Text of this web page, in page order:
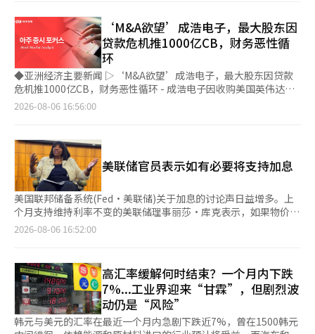
涨阶段。”并补充道：“现在投资将集中在业绩可见性高的板块，
而非投资规模。” 当天，数字货币相关股票大幅上涨。飞天诚
信、恒宝股份、楚天龙等股票均涨停。中国国务院在5日发布的
《加快零售业创新发展的意见》中强调了支持零售企业数字化转型
的内容，这为相关股票带来了利好。该发布内容包括全过程的数字
化以及外国人购物和支付便利化等。 煤炭相关股票也表现强劲。
昊华能源、大有能源等股票涨停。5日动力煤价格指数上涨的消息
为煤炭股带来了利好。5500大卡产品的价格上涨5元，交易价格为
外，部分煤矿进入安全整修阶段，市场上也出现了供应不足的担
忧。 与此同时，中国人民银行当天公布的美元对人民币的基准汇
率为6.7889元，较前一日上涨0.0006元，人民币贬值幅度为
0.009%。※ 本报道经人工智能（AI）系统翻译与编辑。
个议题。 然而，《华尔街日报》指出，特朗普与沃什是否讨论了
货币政策尚不确定。此外，有消息人士表示，自沃什的提名获得参
议院确认以来，特朗普并未向沃什提出过与利率相关的话题。 尽
管如此，中央银行行长与总统之间频繁的通话被认为是异常现象。
《华尔街日报》指出，过去几十年中，总统与美联储主席的会晤通
常是正式进行，以避免给人总统干预货币政策的印象。 特别是主
张降息的特朗普，过去对前美联储主席杰罗姆·鲍威尔进行了大量
批评，因此与现任主席沃什的通话引发了对美联储独立性的担忧。
极态度。上周，他在一次公开活动中还称赞道：“美国经济最显著
的特点是企业投资的强劲增长。” 另一方面，《华尔街日报》认
为，沃什与特朗普的亲近举动可能是为了消除美联储作为特朗普敌
对势力的印象。消息人士提到，特朗普在电视上看到沃什后曾称赞
他的外貌。此外，尽管在上周的联邦公开市场委员会（FOMC）会
议上，美联储的利率维持不变的决定已成定局，特朗普仍表示他知
道沃什在“做正确的事”。同时，他也将矛头指向美联储理事会，
称“他有（美联储）理事会，而那些委员非常政治化”。目前，鲍
的美国参议院银行委员会的民主党议员上个月询问沃什，是否会公
开与特朗普的接触记录，包括与前主席鲍威尔的类似做法。沃什表
示将遵守法律，但对是否与特朗普通话的问题拒绝回答。他表
示：“在我担任美联储主席之前，特朗普总统从未试图对货币政策
的执行施加影响。即使他这样做，我也会默默履行我的职责。”
‘M&A欲望’成浩电子，最大股东因
贷款危机推1000亿CB，财务恶性循
环
◆亚洲经济主要新闻 ▷‘M&A欲望’成浩电子，最大股东因贷款
危机推1000亿CB，财务恶性循环 - 成浩电子因收购美国英伟达合
作伙伴而被视为人工智能(AI)受益股，但其因过度的并购而付出了
点指出，最大股东将财务风险转嫁给成浩电子。 - 根据金融投资业
界的消息，成浩电子最近选择NH投资证券和Kiwoom证券作为主
承销商，计划发行规模为1000亿韩元的私募可转换债券。 - 市场对
大规模融资的目的产生了疑虑。此次可转换债券的发行是否是为了
支持陷入资金危机的最大股东西龙电子，而非为公司提供成长资
金，成为了讨论的焦点。 - 7月份情况进一步恶化。股价持续下
跌，至7月底跌至11850韩元，触发了“如果在3个交易日内未能补
充担保，将进行强制平仓”的条款，开始对西龙电子形成压力。如
0.05%，将立即失去控制权。 - 因此，西龙电子在股价下跌加剧的
7月8日至31日之间，分五次逐步提前偿还了总计1350亿韩元的现
金。 ◆主要报告 ▷从会议记录和7月物价看货币政策委员会：预计
10月加息，而非8月连续加息- 7月会议记录中，主张采取先发制人
措施的委员仅有一人。消费者物价、生活物价下降以及股市调整等
前提条件均发生了变化。 - 随着对连续加息的担忧减退，中短期内
2026-08-06 16:56:00
美联储官员表示如有必要将支持加息
美国联邦储备系统(Fed·美联储)关于加息的讨论声日益增多。上
个月支持维持利率不变的美联储理事丽莎·库克表示，如果物价上
涨未能显著减缓，她将支持加息。 据路透社5日报道，库克在阿拉
两个目标——物价稳定和最大就业之间，目前物价上涨的风险更
大。6月份，美国个人消费支出(PCE)物价指数同比上涨3.7%，剔
除食品和能源的核心PCE物价指数上涨3.3%，均远超美联储设定
的2%目标。 库克指出，“加息可能会对劳动力市场和经济增长造
成压力”，但她强调，“如果需要降低通胀，我将支持加息”。
2026-08-06 16:52:00
高汇率缓解何时结束？一个月内下跌
7%...工业界迎来“甘霖”，但剧烈波
动仍是“风险”
韩元与美元的汇率在最近一个月内急剧下跌近7%，曾在1500韩元